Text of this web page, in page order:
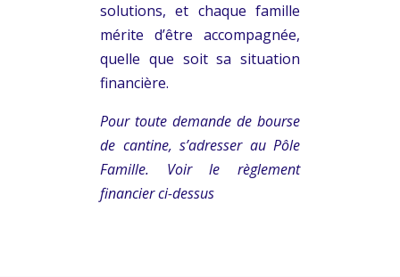
solutions, et chaque famille
mérite d’être accompagnée,
quelle que soit sa situation
financière.
Pour toute demande de bourse
de cantine, s’adresser au Pôle
Famille. Voir le règlement
financier ci-dessus